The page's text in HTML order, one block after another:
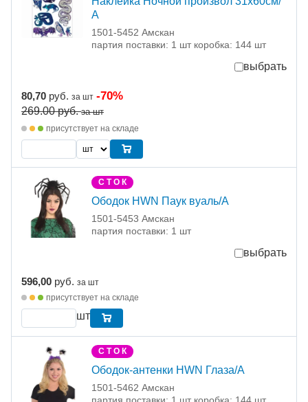
А
1501-5452 Амскан
партия поставки: 1 шт коробка: 144 шт
выбрать
80,70 руб. за шт -70%
269.00руб. за шт
присутствует на складе
С Т О К
Ободок HWN Паук вуаль/А
1501-5453 Амскан
партия поставки: 1 шт
выбрать
596,00 руб. за шт
присутствует на складе
шт
С Т О К
Ободок-антенки HWN Глаза/А
1501-5462 Амскан